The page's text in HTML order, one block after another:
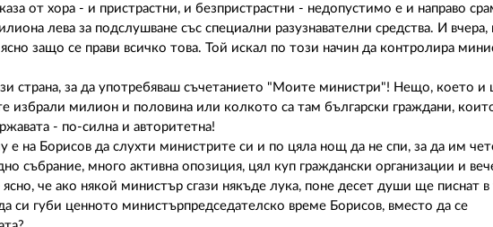
от хора - и пристрастни, и безпристрастни - недопустимо е и направо
лева за подслушване със специални разузнавателни средства. И вчера,
защо се прави всичко това. Той искал по този начин да контролира
страна, за да употребяваш съчетанието "Моите министри"! Нещо, което и
избрали милион и половина или колкото са там български граждани,
- по-силна и авторитетна!
на Борисов да слухти министрите си и по цяла нощ да не спи, за да им
събрание, много активна опозиция, цял куп граждански организации и
че ако някой министър сгази някъде лука, поне десет души ще писнат в
си губи ценното министърпредседателско време Борисов, вместо да се